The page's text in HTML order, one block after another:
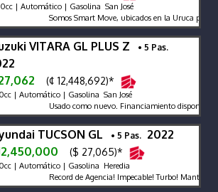
| Automático | Gasolina San José
Somos Smart Move, ubicados en la Uruca por
VITARA GL PLUS Z • 5 Pas.
(¢ 12,448,692)*
| Automático | Gasolina San José
Usado como nuevo. Financiamiento disponible.
TUCSON GL • 5 Pas. 2022
($ 27,065)*
| Automático | Gasolina Heredia
Record de Agencia! Impecable! Turbo!